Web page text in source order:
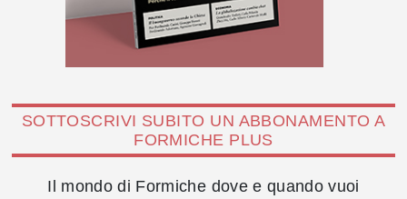
SOTTOSCRIVI SUBITO UN ABBONAMENTO A
FORMICHE PLUS
Il mondo di Formiche dove e quando vuoi